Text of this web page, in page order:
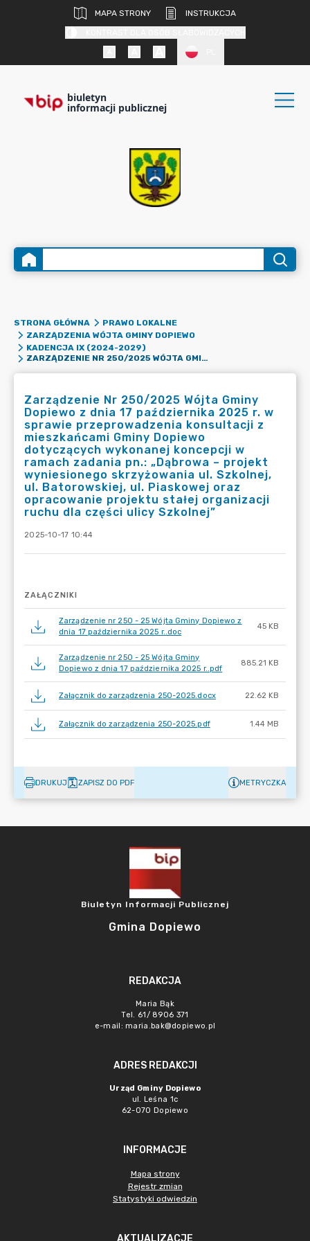
MAPA STRONY
INSTRUKCJA
biuletyn
informacji publicznej
STRONA GŁÓWNA
PRAWO LOKALNE
ZARZĄDZENIA WÓJTA GMINY DOPIEWO
KADENCJA IX (2024-2029)
ZARZĄDZENIE NR 250/2025 WÓJTA GMINY DOPIEWO Z DNIA 17 PAŹDZIERNIKA 2025 R. W SPRAWIE PRZEPROWADZENIA KONSULTACJI Z MIESZKAŃCAMI GMINY DOPIEWO DOTYCZĄCYCH WYKONANEJ KONCEPCJI W RAMACH ZADANIA PN.: „DĄBROWA – PROJEKT WYNIESIONEGO SKRZYŻOWANIA UL. SZKOLNEJ, UL. BATOROWSKIEJ, UL. PIASKOWEJ ORAZ OPRACOWANIE PROJEKTU STAŁEJ ORGANIZACJI RUCHU DLA CZĘŚCI ULICY SZKOLNEJ”
Zarządzenie Nr 250/2025 Wójta Gminy
Dopiewo z dnia 17 października 2025 r. w
sprawie przeprowadzenia konsultacji z
mieszkańcami Gminy Dopiewo
dotyczących wykonanej koncepcji w
ramach zadania pn.: „Dąbrowa – projekt
wyniesionego skrzyżowania ul. Szkolnej,
ul. Batorowskiej, ul. Piaskowej oraz
opracowanie projektu stałej organizacji
ruchu dla części ulicy Szkolnej”
2025-10-17 10:44
ZAŁĄCZNIKI
Zarządzenie nr 250 - 25 Wójta Gminy Dopiewo z
dnia 17 października 2025 r..doc
45 KB
Zarządzenie nr 250 - 25 Wójta Gminy
Dopiewo z dnia 17 października 2025 r..pdf
885.21 KB
Załącznik do zarządzenia 250-2025.docx 22.62 KB
Załącznik do zarządzenia 250-2025.pdf 1.44 MB
DRUKUJ ZAPISZ DO PDF METRYCZKA
Biuletyn Informacji Publicznej
Gmina Dopiewo
REDAKCJA
Maria Bąk
Tel. 61/ 8906 371
e-mail: maria.bak@dopiewo.pl
ADRES REDAKCJI
Urząd Gminy Dopiewo
ul. Leśna 1c
62-070 Dopiewo
INFORMACJE
Mapa strony
Rejestr zmian
Statystyki odwiedzin
AKTUALIZACJE